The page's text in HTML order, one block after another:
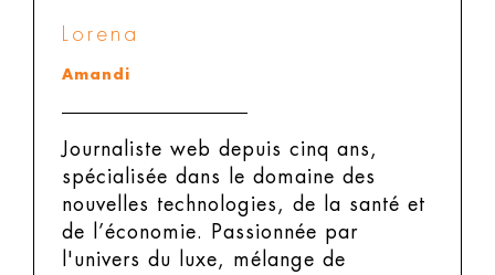
Lorena
Amandi
Journaliste web depuis cinq ans,
spécialisée dans le domaine des
nouvelles technologies, de la santé et
de l’économie. Passionnée par
l'univers du luxe, mélange de